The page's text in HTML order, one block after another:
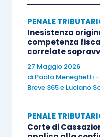
preesistenti alla
contestazione.
La Corte di
conclusione della
modelli aziendali
potevano essere
contenevano
PENALE
Inesistenza
competenza
correlate
27 Maggio 2026
di Paolo Meneghetti
Breve 365e Luciano
PENALE
Corte di